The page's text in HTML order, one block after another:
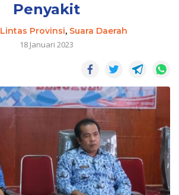
Penyakit
Lintas Provinsi, Suara Daerah
18 Januari 2023